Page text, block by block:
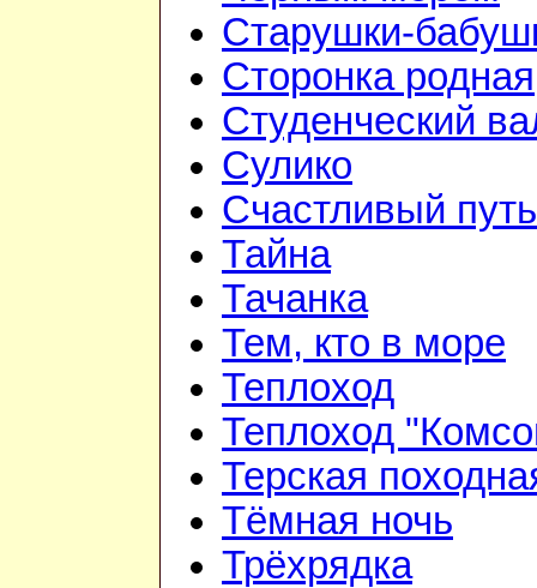
Старушки-
Сторонка родная
Студенческий
Сулико
Счастливый путь
Тайна
Тачанка
Тем, кто в море
Теплоход
Теплоход
Терская
Тёмная ночь
Трёхрядка